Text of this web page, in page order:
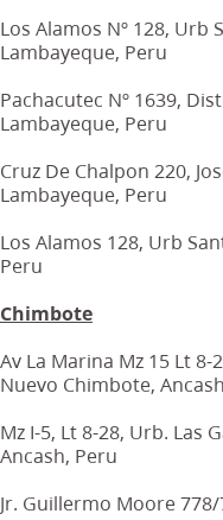
Los Alamos Nº 128, Urb
Lambayeque, Peru
Pachacutec Nº 1639,
Lambayeque, Peru
Cruz De Chalpon 220,
Lambayeque, Peru
Los Alamos 128, Urb
Peru
Chimbote
Av La Marina Mz 15 Lt
Nuevo Chimbote,
Mz I-5, Lt 8-28, Urb. Las
Ancash, Peru
Jr. Guillermo Moore